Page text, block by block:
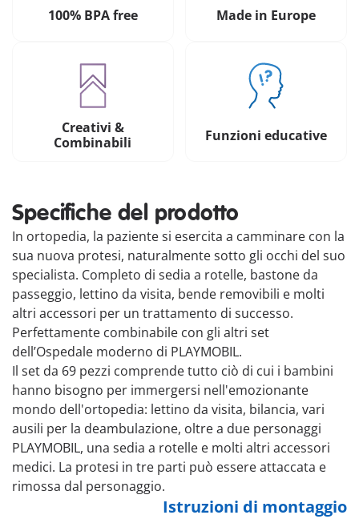
100% BPA free Made in Europe
Creativi &
Combinabili
Funzioni educative
Specifiche del prodotto
In ortopedia, la paziente si esercita a camminare con la
sua nuova protesi, naturalmente sotto gli occhi del suo
specialista. Completo di sedia a rotelle, bastone da
passeggio, lettino da visita, bende removibili e molti
altri accessori per un trattamento di successo.
Perfettamente combinabile con gli altri set
dell’Ospedale moderno di PLAYMOBIL.
Il set da 69 pezzi comprende tutto ciò di cui i bambini
hanno bisogno per immergersi nell'emozionante
mondo dell'ortopedia: lettino da visita, bilancia, vari
ausili per la deambulazione, oltre a due personaggi
PLAYMOBIL, una sedia a rotelle e molti altri accessori
medici. La protesi in tre parti può essere attaccata e
rimossa dal personaggio.
Istruzioni di montaggio